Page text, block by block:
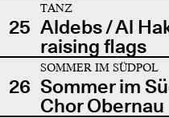
25
TANZ
Aldebs / Al
raising flags
26
SOMMER IM SÜDPOL
Sommer im
Chor Obernau